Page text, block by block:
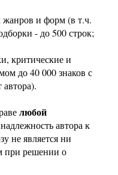
и форм (в т.ч.
- до 500 строк;
критические и
до 40 000 знаков с
любой
автора к
не является ни
при решении о